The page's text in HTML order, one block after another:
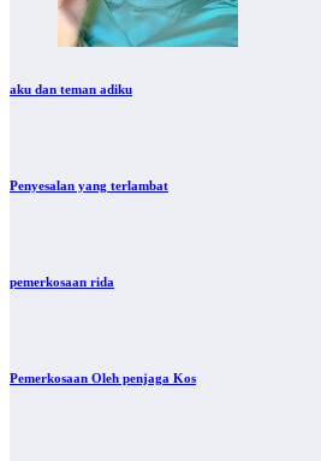
aku dan teman adiku
Penyesalan yang terlambat
pemerkosaan rida
Pemerkosaan Oleh penjaga Kos